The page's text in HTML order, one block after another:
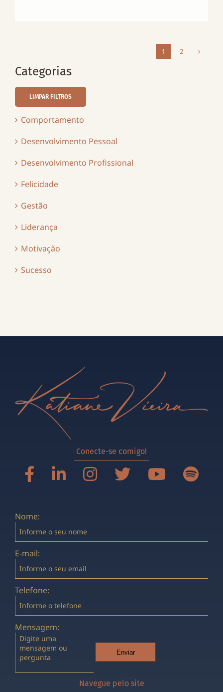
1 2
Categorias
LIMPAR FILTROS
Comportamento
Desenvolvimento Pessoal
Desenvolvimento Profissional
Felicidade
Gestão
Liderança
Motivação
Sucesso
Conecte-se comigo!
Nome:
E-mail:
Telefone:
Mensagem:
Enviar
Navegue pelo site